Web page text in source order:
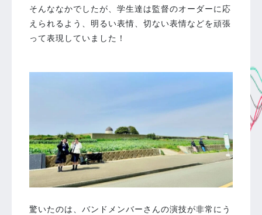
そんななかでしたが、学生達は監督のオーダーに応
えられるよう、明るい表情、切ない表情などを頑張
って表現していました！
驚いたのは、バンドメンバーさんの演技が非常にう